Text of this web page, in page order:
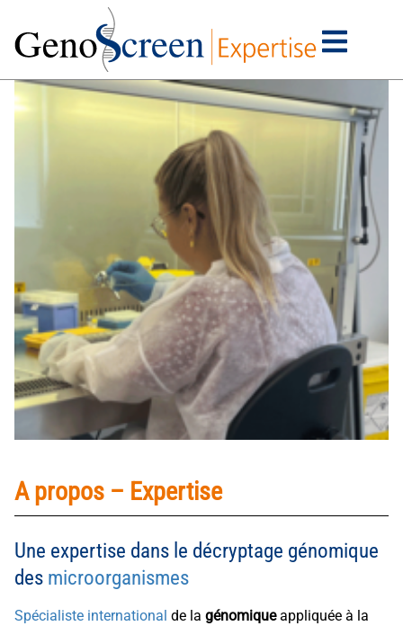
A propos – Expertise
Une expertise dans le décryptage génomique
des microorganismes
Spécialiste international de la génomiqueappliquée à la